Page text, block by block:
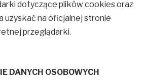
dotyczące plików cookies oraz
uzyskać na oficjalnej stronie
przeglądarki.
DANYCH OSOBOWYCH